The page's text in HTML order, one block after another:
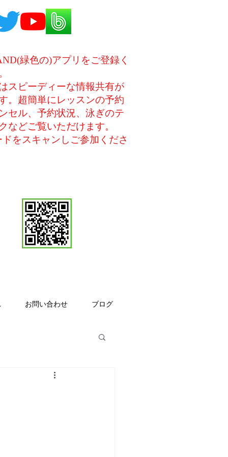
緑色の)アプリをご登録く
スピーディーな情報共有が
。超簡単にレッスンの予約
セル、予約状況、 泳ぎのテ
などご覧いただけます。
ドをスキャンしご参加くださ
お問い合わせ ブログ